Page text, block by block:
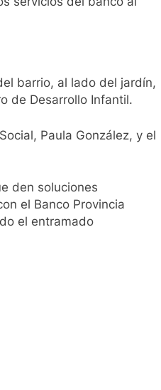
barrio, al lado del jardín,
de Desarrollo Infantil.
Paula González, y el
den soluciones
el Banco Provincia
el entramado